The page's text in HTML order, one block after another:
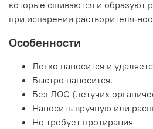
которые сшиваются и образуют
при испарении растворителя‑
Особенности
Легко наносится и
Быстро наносится.
Без ЛОС (летучих
Наносить вручную или
Не требует протирания